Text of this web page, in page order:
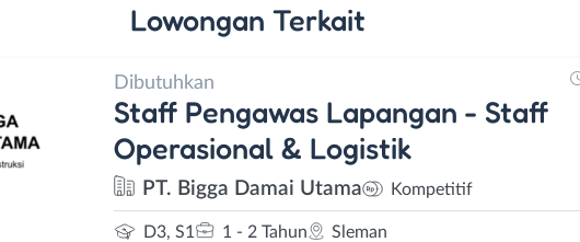
Lowongan Terkait
Dibutuhkan
Staff Pengawas Lapangan - Staff
Operasional & Logistik
PT. Bigga Damai Utama Kompetitif
D3, S1 1 - 2 Tahun Sleman